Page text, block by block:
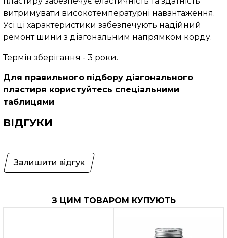
витримувати високотемпературні навантаження.
Усі ці характеристики забезпечують надійний
ремонт шини з діагональним напрямком корду.
Термін зберігання - 3 роки.
Для правильного підбору діагонального
пластиря користуйтесь спеціальними
таблицями
ВІДГУКИ
Залишити відгук
З ЦИМ ТОВАРОМ КУПУЮТЬ